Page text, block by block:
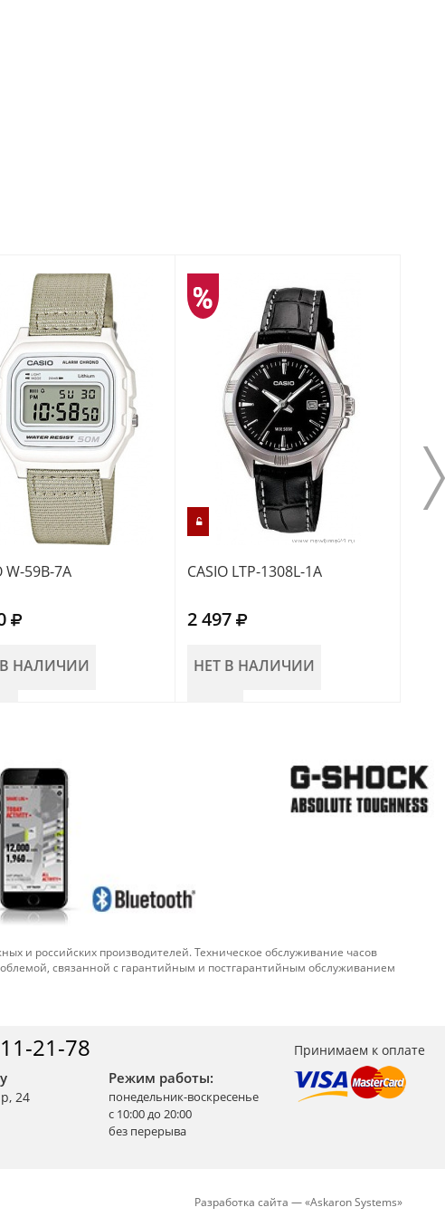
W-59B-7A
В НАЛИЧИИ
CASIO LTP-1308L-1A
2 497
НЕТ В НАЛИЧИИ
и российских производителей. Техническое обслуживание часов
связанной с гарантийным и постгарантийным обслуживанием
21-78
Режим работы:
понедельник-воскресенье
с 10:00 до 20:00
без перерыва
24
Принимаем к оплате
Разработка сайта —«Askaron Systems»